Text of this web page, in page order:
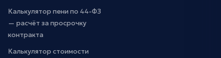
Калькулятор пени по 44-ФЗ
— расчёт за просрочку
контракта
Калькулятор стоимости